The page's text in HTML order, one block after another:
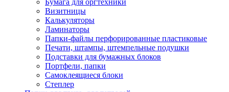
Бумага для оргтехники
Визитницы
Калькуляторы
Ламинаторы
Папки-файлы перфорированные пластиковые
Печати, штампы, штемпельные подушки
Подставки для бумажных блоков
Портфели, папки
Самоклеящиеся блоки
Степлер